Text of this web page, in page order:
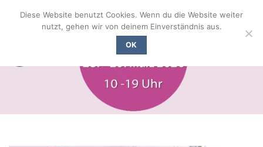
Inhalt
Diese Website benutzt Cookies. Wenn du die Website weiter
nutzt, gehen wir von deinem Einverständnis aus.
OK